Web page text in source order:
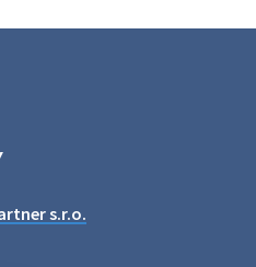
s.r.o.